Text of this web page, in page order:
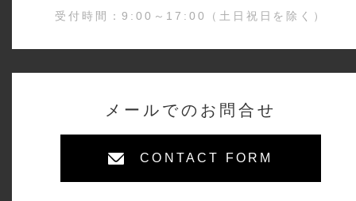
受付時間：9:00～17:00（土日祝日を除く）
メールでのお問合せ
CONTACT FORM